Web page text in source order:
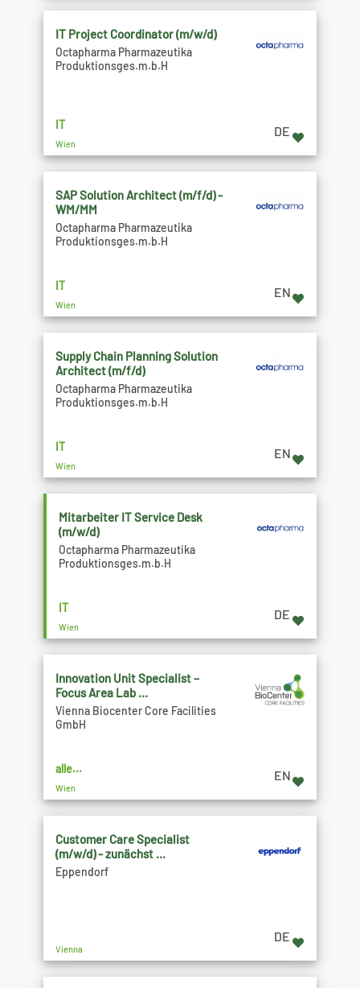
IT Project Coordinator (m/w/d)
Octapharma Pharmazeutika
Produktionsges.m.b.H
IT
Wien
DE
SAP Solution Architect (m/f/d) -
WM/MM
Octapharma Pharmazeutika
Produktionsges.m.b.H
IT
Wien
EN
Supply Chain Planning Solution
Architect (m/f/d)
Octapharma Pharmazeutika
Produktionsges.m.b.H
IT
Wien
EN
Mitarbeiter IT Service Desk
(m/w/d)
Octapharma Pharmazeutika
Produktionsges.m.b.H
IT
Wien
DE
Innovation Unit Specialist –
Focus Area Lab ...
Vienna Biocenter Core Facilities
GmbH
alle...
Wien
EN
Customer Care Specialist
(m/w/d) - zunächst ...
Eppendorf
Vienna
DE